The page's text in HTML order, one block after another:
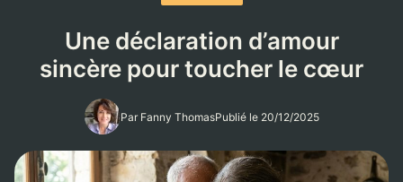
Une déclaration d’amour
sincère pour toucher le cœur
Par Fanny ThomasPublié le 20/12/2025